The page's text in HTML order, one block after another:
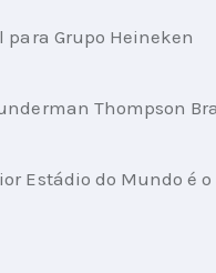
para Grupo Heineken
Thompson
Estádio do Mundo é o